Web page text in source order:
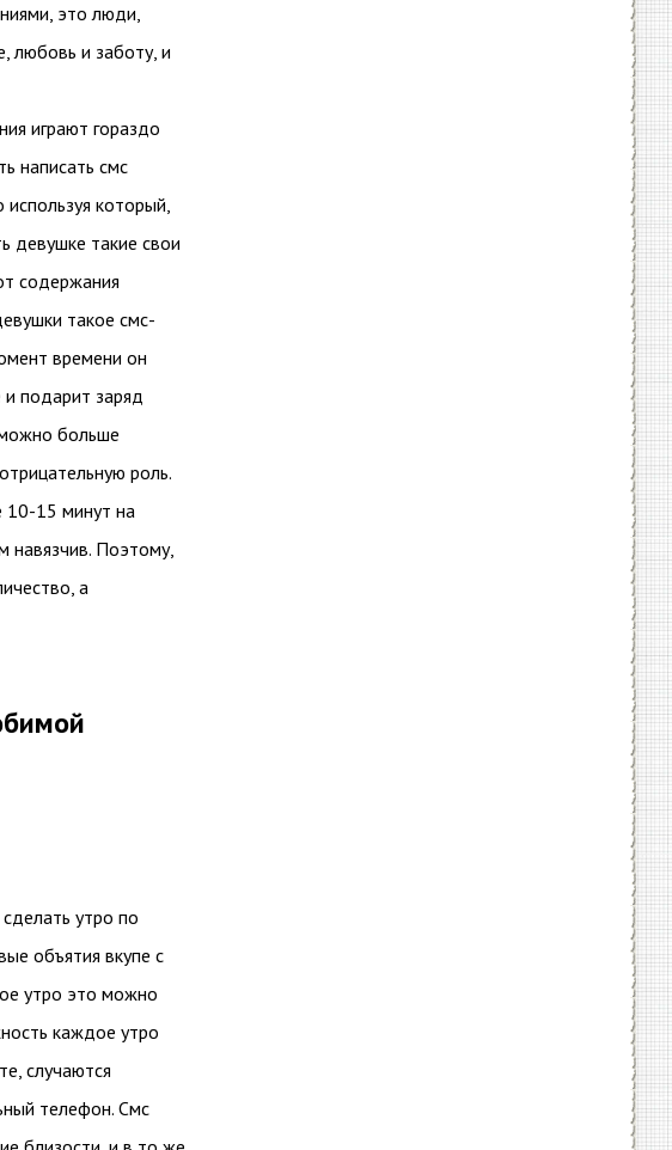
это люди,
любовь и заботу, и
играют гораздо
написать смс
который,
девушке такие свои
содержания
такое смс-
времени он
подарит заряд
можно больше
роль.
10-15 минут на
навязчив. Поэтому,
а
утро по
объятия вкупе с
утро это можно
каждое утро
случаются
телефон. Смс